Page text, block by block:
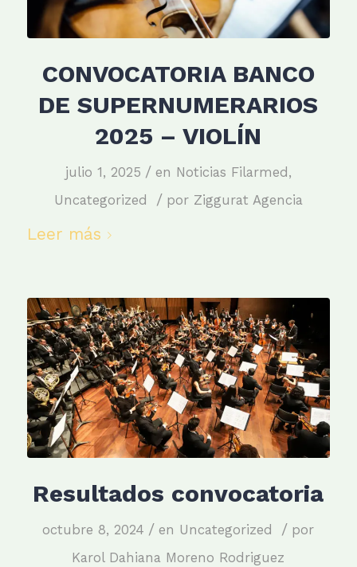
CONVOCATORIA BANCO
DE SUPERNUMERARIOS
2025 – VIOLÍN
julio 1, 2025 / en Noticias Filarmed,
Uncategorized
/ por Ziggurat Agencia
Leer más
Resultados convocatoria
octubre 8, 2024 / en Uncategorized / por
Karol Dahiana Moreno Rodriguez